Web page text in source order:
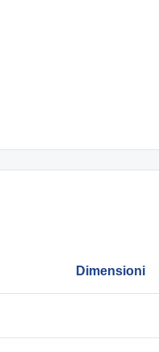
Dimensioni